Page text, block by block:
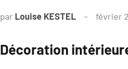
par Louise KESTEL février
Décoration